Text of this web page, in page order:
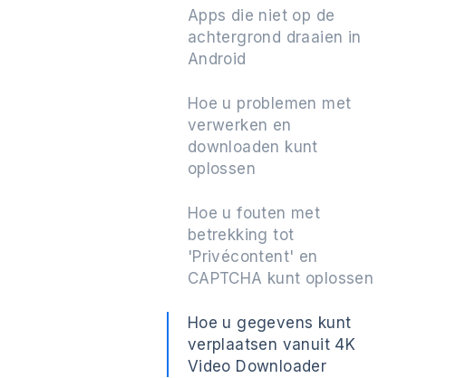
Volgende
Apps die niet op de
achtergrond draaien in
Android
Hoe u problemen met
verwerken en
downloaden kunt
oplossen
Hoe u fouten met
betrekking tot
'Privécontent' en
CAPTCHA kunt oplossen
Hoe u gegevens kunt
verplaatsen vanuit 4K
Video Downloader